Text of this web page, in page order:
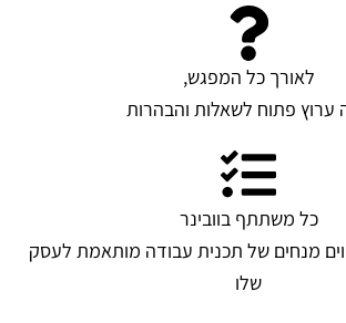
לאורך כל המפגש,
ערוץ פתוח לשאלות והבהרות
כל משתתף בוובינר
מנחים של תכנית עבודה מותאמת לעסק
שלו